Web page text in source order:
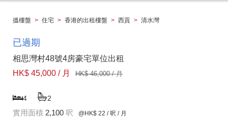
搵樓盤 > 住宅 > 香港的出租樓盤 > 西貢 > 清水灣
已過期
相思灣村48號4房豪宅單位出租
HK$ 45,000 / 月
HK$ 46,000 / 月
4 2
實用面積 2,100 呎 @HK$ 22 / 呎 / 月